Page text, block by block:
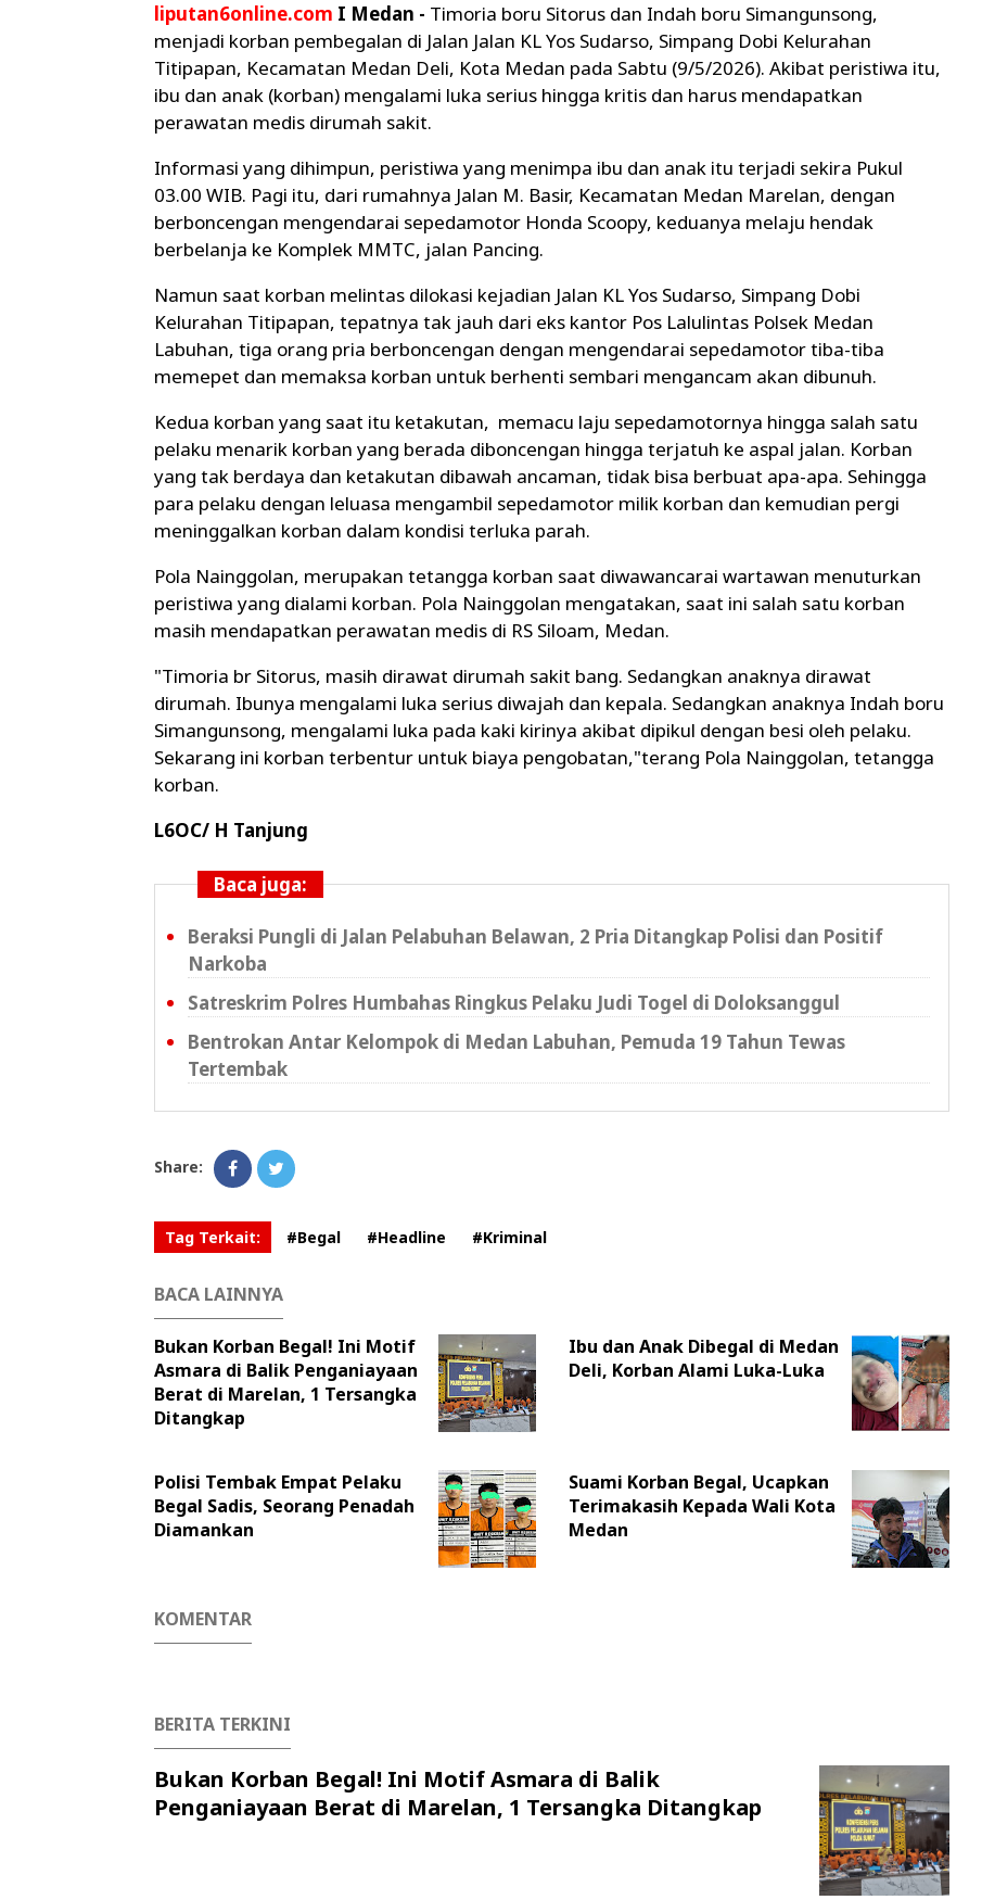
liputan6online.com I Medan - Timoria boru Sitorus dan Indah boru Simangunsong,
menjadi korban pembegalan di Jalan Jalan KL Yos Sudarso, Simpang Dobi Kelurahan
Titipapan, Kecamatan Medan Deli, Kota Medan pada Sabtu (9/5/2026). Akibat peristiwa itu,
ibu dan anak (korban) mengalami luka serius hingga kritis dan harus mendapatkan
perawatan medis dirumah sakit.
Informasi yang dihimpun, peristiwa yang menimpa ibu dan anak itu terjadi sekira Pukul
03.00 WIB. Pagi itu, dari rumahnya Jalan M. Basir, Kecamatan Medan Marelan, dengan
berboncengan mengendarai sepedamotor Honda Scoopy, keduanya melaju hendak
berbelanja ke Komplek MMTC, jalan Pancing.
Namun saat korban melintas dilokasi kejadian Jalan KL Yos Sudarso, Simpang Dobi
Kelurahan Titipapan, tepatnya tak jauh dari eks kantor Pos Lalulintas Polsek Medan
Labuhan, tiga orang pria berboncengan dengan mengendarai sepedamotor tiba-tiba
memepet dan memaksa korban untuk berhenti sembari mengancam akan dibunuh.
Kedua korban yang saat itu ketakutan, memacu laju sepedamotornya hingga salah satu
pelaku menarik korban yang berada diboncengan hingga terjatuh ke aspal jalan. Korban
yang tak berdaya dan ketakutan dibawah ancaman, tidak bisa berbuat apa-apa. Sehingga
para pelaku dengan leluasa mengambil sepedamotor milik korban dan kemudian pergi
meninggalkan korban dalam kondisi terluka parah.
Pola Nainggolan, merupakan tetangga korban saat diwawancarai wartawan menuturkan
peristiwa yang dialami korban. Pola Nainggolan mengatakan, saat ini salah satu korban
masih mendapatkan perawatan medis di RS Siloam, Medan.
"Timoria br Sitorus, masih dirawat dirumah sakit bang. Sedangkan anaknya dirawat
dirumah. Ibunya mengalami luka serius diwajah dan kepala. Sedangkan anaknya Indah boru
Simangunsong, mengalami luka pada kaki kirinya akibat dipikul dengan besi oleh pelaku.
Sekarang ini korban terbentur untuk biaya pengobatan,"terang Pola Nainggolan, tetangga
korban.
L6OC/ H Tanjung
Baca juga:
Beraksi Pungli di Jalan Pelabuhan Belawan, 2 Pria Ditangkap Polisi dan Positif
Narkoba
Satreskrim Polres Humbahas Ringkus Pelaku Judi Togel di Doloksanggul
Bentrokan Antar Kelompok di Medan Labuhan, Pemuda 19 Tahun Tewas
Tertembak
Share:
Tag Terkait: #Begal #Headline #Kriminal
BACA LAINNYA
Bukan Korban Begal! Ini Motif
Asmara di Balik Penganiayaan
Berat di Marelan, 1 Tersangka
Ditangkap
Ibu dan Anak Dibegal di Medan
Deli, Korban Alami Luka-Luka
Polisi Tembak Empat Pelaku
Begal Sadis, Seorang Penadah
Diamankan
Suami Korban Begal, Ucapkan
Terimakasih Kepada Wali Kota
Medan
KOMENTAR
BERITA TERKINI
Bukan Korban Begal! Ini Motif Asmara di Balik
Penganiayaan Berat di Marelan, 1 Tersangka Ditangkap